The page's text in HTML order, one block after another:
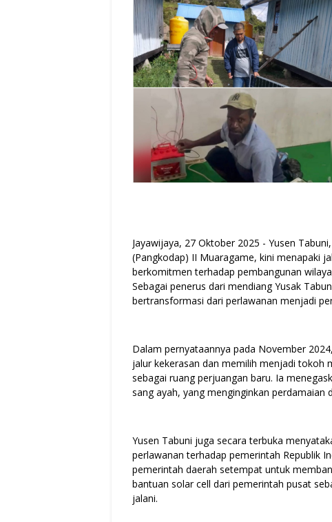
Jayawijaya, 27 Oktober 2025 - Yusen
(Pangkodap) II Muaragame, kini menapaki
berkomitmen terhadap pembangunan
Sebagai penerus dari mendiang Yusak
bertransformasi dari perlawanan menjadi
Dalam pernyataannya pada November
jalur kekerasan dan memilih menjadi tokoh
sebagai ruang perjuangan baru. Ia
sang ayah, yang menginginkan
Yusen Tabuni juga secara terbuka
perlawanan terhadap pemerintah Republik
pemerintah daerah setempat untuk
bantuan solar cell dari pemerintah pusat
jalani.